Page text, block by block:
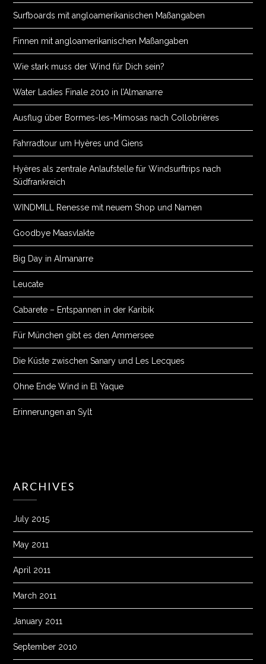
Surfboards mit angloamerikanischen Maßangaben
Finnen mit angloamerikanischen Maßangaben
Wie stark muss der Wind für Dich sein?
Water Ladies Finale 2010 in l’Almanarre
Ausflug über Bormes-les-Mimosas nach Collobrières
Fahrradtour um Hyères und Giens
Hyères als zentrale Anlaufstelle für Windsurftrips nach
Südfrankreich
WINDMILL Renesse mit neuem Shop und Namen
Goodbye Maasvlakte
Big Day in Almanarre
Leucate
Cabarete – Entspannen in der Karibik
Für München gibt es den Ammersee
Die Küste zwischen Sanary und Les Lecques
Ohne Ende Wind in El Yaque
Erinnerungen an Sylt
ARCHIVES
July 2015
May 2011
April 2011
March 2011
January 2011
September 2010